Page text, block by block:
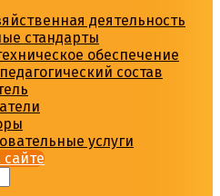
деятельность
стандарты
обеспечение
состав
услуги